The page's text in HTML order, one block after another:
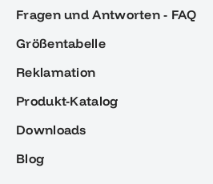
Fragen und Antworten - FAQ
Größentabelle
Reklamation
Produkt-Katalog
Downloads
Blog